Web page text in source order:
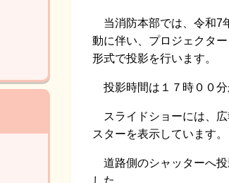
当消防本部では、令和7
動に伴い、プロジェクタ
形式で投影を行います。
投影時間は１７時００分
スライドショーには、広
スターを表示しています。
道路側のシャッターへ投
した。